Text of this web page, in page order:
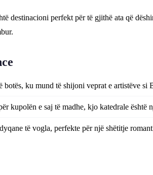
destinacioni perfekt për të gjithë ata që
botës, ku mund të shijoni veprat e artistëve
kupolën e saj të madhe, kjo katedrale është
të vogla, perfekte për një shëtitje